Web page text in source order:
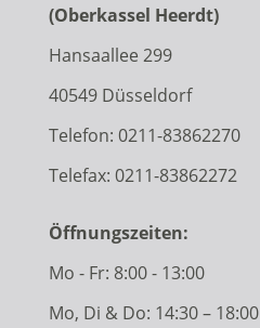
(Oberkassel Heerdt)
Hansaallee 299
40549 Düsseldorf
Telefon: 0211-83862270
Telefax: 0211-83862272
Öffnungszeiten:
Mo - Fr: 8:00 - 13:00
Mo, Di & Do: 14:30 – 18:00